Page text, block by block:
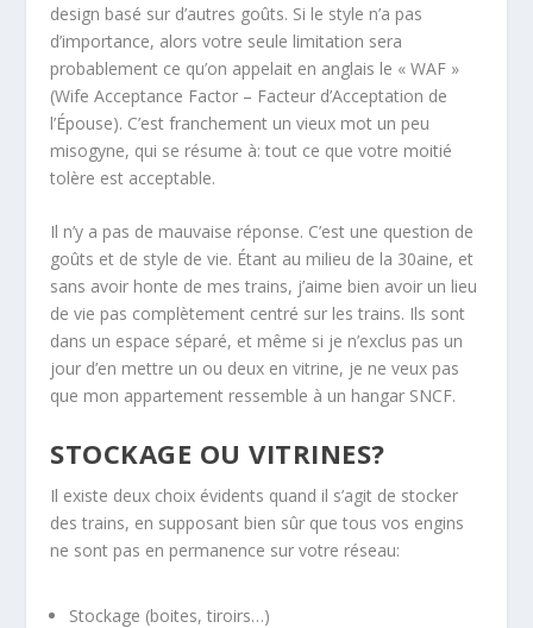
design basé sur d’autres goûts. Si le style n’a pas
d’importance, alors votre seule limitation sera
probablement ce qu’on appelait en anglais le « WAF »
(Wife Acceptance Factor – Facteur d’Acceptation de
l’Épouse). C’est franchement un vieux mot un peu
misogyne, qui se résume à: tout ce que votre moitié
tolère est acceptable.
Il n’y a pas de mauvaise réponse. C’est une question de
goûts et de style de vie. Étant au milieu de la 30aine, et
sans avoir honte de mes trains, j’aime bien avoir un lieu
de vie pas complètement centré sur les trains. Ils sont
dans un espace séparé, et même si je n’exclus pas un
jour d’en mettre un ou deux en vitrine, je ne veux pas
que mon appartement ressemble à un hangar SNCF.
STOCKAGE OU VITRINES?
Il existe deux choix évidents quand il s’agit de stocker
des trains, en supposant bien sûr que tous vos engins
ne sont pas en permanence sur votre réseau:
Stockage (boites, tiroirs…)